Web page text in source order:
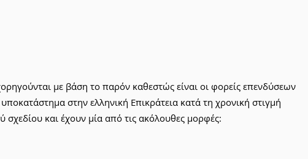
με βάση το παρόν καθεστώς είναι οι φορείς επενδύσεων
στην ελληνική Επικράτεια κατά τη χρονική στιγμή
σχεδίου και έχουν μία από τις ακόλουθες μορφές: